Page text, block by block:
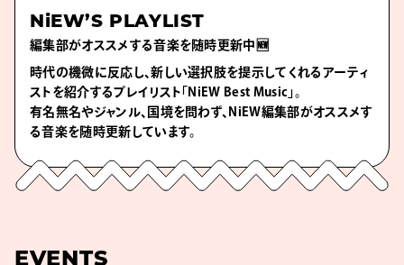
NiEW’S PLAYLIST
編集部がオススメする音楽を随時更新中🆕
時代の機微に反応し、新しい選択肢を提示してくれるアーティ
ストを紹介するプレイリスト「NiEW Best Music」。
有名無名やジャンル、国境を問わず、NiEW編集部がオススメす
る音楽を随時更新しています。
EVENTS